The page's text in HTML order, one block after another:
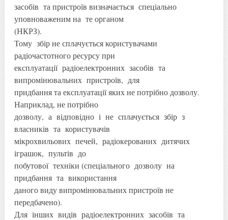
засобів та пристроїв визначається спеціально
уповноваженим на те органом
(НКРЗ).
Тому збір не сплачується користувачами
радіочастотного ресурсу при
експлуатації радіоелектронних засобів та
випромінювальних пристроїв, для
придбання та експлуатації яких не потрібно дозволу.
Наприклад, не потрібно
дозволу, а відповідно і не сплачується збір з
власників та користувачів
мікрохвильових печей, радіокерованих дитячих
іграшок, пультів до
побутової техніки (спеціального дозволу на
придбання та використання
даного виду випромінювальних пристроїв не
передбачено).
Для інших видів радіоелектронних засобів та